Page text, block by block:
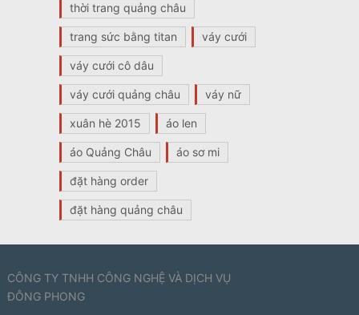
thời trang quảng châu
trang sức bằng titan váy cưới
váy cưới cô dâu
váy cưới quảng châu váy nữ
xuân hè 2015 áo len
áo Quảng Châu áo sơ mi
đặt hàng order
đặt hàng quảng châu
CÔNG TY TNHH CÔNG NGHỆ VÀ DỊCH VỤ
ĐÔNG PHONG